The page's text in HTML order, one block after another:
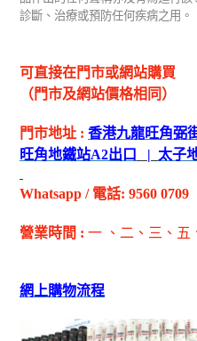
診斷、治療或預防任何疾病之用。
可直接在門市或網站購買
（門市及網站價格相同）
門市地址 : 香港九龍旺角弼
旺角地鐵站A2出 口 | 太子
Whatsapp / 電話: 9560 0709
營業時間 : 一 、二、三、五
網上購物流程